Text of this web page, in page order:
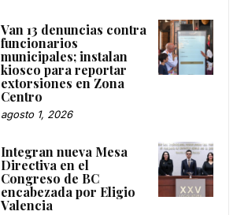
Van 13 denuncias contra
funcionarios
municipales; instalan
kiosco para reportar
extorsiones en Zona
Centro
agosto 1, 2026
Integran nueva Mesa
Directiva en el
Congreso de BC
encabezada por Eligio
Valencia